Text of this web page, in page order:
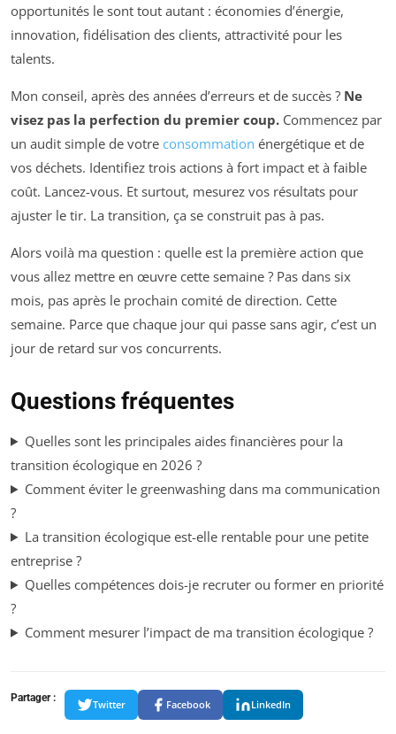
opportunités le sont tout autant : économies d’énergie,
innovation, fidélisation des clients, attractivité pour les
talents.
Mon conseil, après des années d’erreurs et de succès ? Ne
visez pas la perfection du premier coup. Commencez par
un audit simple de votre consommation énergétique et de
vos déchets. Identifiez trois actions à fort impact et à faible
coût. Lancez-vous. Et surtout, mesurez vos résultats pour
ajuster le tir. La transition, ça se construit pas à pas.
Alors voilà ma question : quelle est la première action que
vous allez mettre en œuvre cette semaine ? Pas dans six
mois, pas après le prochain comité de direction. Cette
semaine. Parce que chaque jour qui passe sans agir, c’est un
jour de retard sur vos concurrents.
Questions fréquentes
Quelles sont les principales aides financières pour la
transition écologique en 2026 ?
Comment éviter le greenwashing dans ma communication
?
La transition écologique est-elle rentable pour une petite
entreprise ?
Quelles compétences dois-je recruter ou former en priorité
?
Comment mesurer l’impact de ma transition écologique ?
Partager :
Twitter Facebook LinkedIn